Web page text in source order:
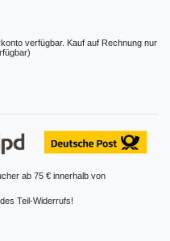
verfügbar. Kauf auf Rechnung nur
ab 75 € innerhalb von
Teil-Widerrufs!